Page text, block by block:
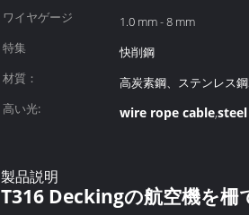
ワイヤゲージ
1.0 mm - 8 mm
特集
快削鋼
材質：
高炭素鋼、ステンレス
高い光:
wire rope cable,
製品説明
T316 Deckingの航空機を柵